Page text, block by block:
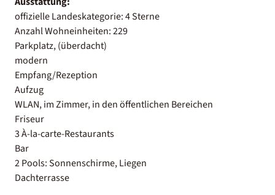
offizielle Landeskategorie: 4 Sterne
Anzahl Wohneinheiten: 229
Parkplatz, (überdacht)
modern
Empfang/Rezeption
Aufzug
WLAN, im Zimmer, in den öffentlichen Bereichen
Friseur
3 À-la-carte-Restaurants
Bar
2 Pools: Sonnenschirme, Liegen
Dachterrasse